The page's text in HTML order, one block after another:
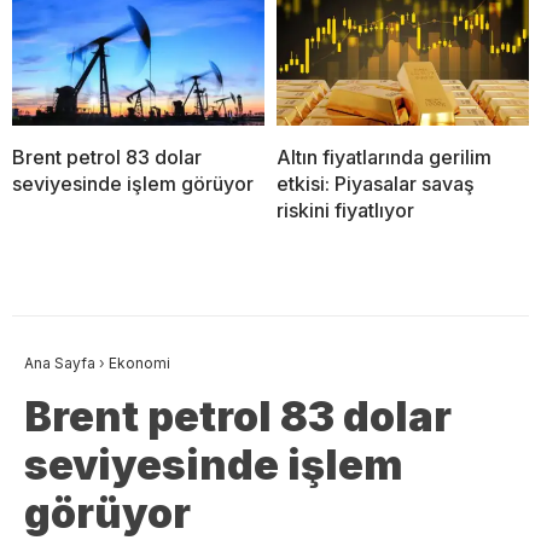
Brent petrol 83 dolar
seviyesinde işlem görüyor
Altın fiyatlarında gerilim
etkisi: Piyasalar savaş
riskini fiyatlıyor
Ana Sayfa › Ekonomi
Brent petrol 83 dolar
seviyesinde işlem
görüyor